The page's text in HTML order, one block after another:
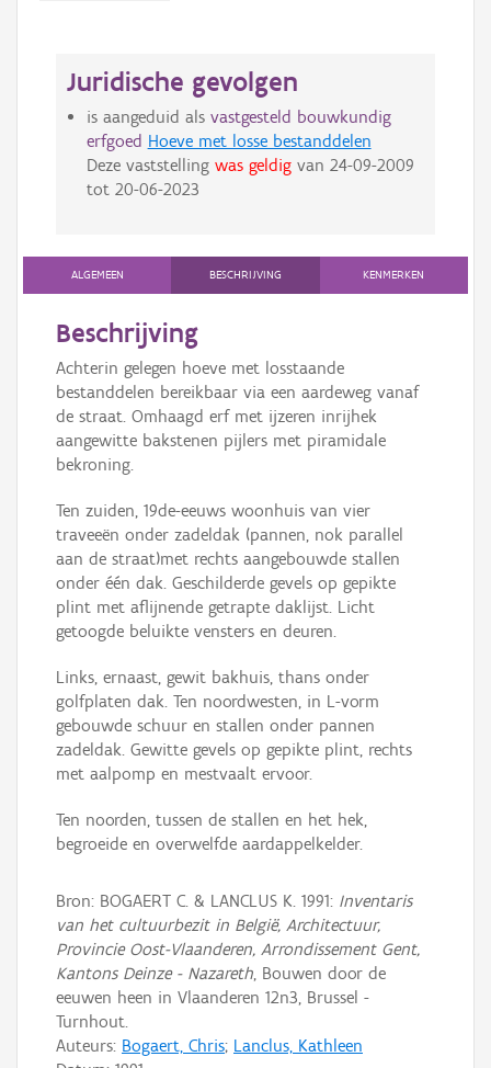
Juridische gevolgen
is aangeduid als vastgesteld bouwkundig
erfgoed Hoeve met losse bestanddelen
Deze vaststelling was geldigvan 24-09-2009
tot 20-06-2023
ALGEMEEN BESCHRIJVING KENMERKEN
Beschrijving
Achterin gelegen hoeve met losstaande
bestanddelen bereikbaar via een aardeweg vanaf
de straat. Omhaagd erf met ijzeren inrijhek
aangewitte bakstenen pijlers met piramidale
bekroning.
Ten zuiden, 19de-eeuws woonhuis van vier
traveeën onder zadeldak (pannen, nok parallel
aan de straat)met rechts aangebouwde stallen
onder één dak. Geschilderde gevels op gepikte
plint met aflijnende getrapte daklijst. Licht
getoogde beluikte vensters en deuren.
Links, ernaast, gewit bakhuis, thans onder
golfplaten dak. Ten noordwesten, in L-vorm
gebouwde schuur en stallen onder pannen
zadeldak. Gewitte gevels op gepikte plint, rechts
met aalpomp en mestvaalt ervoor.
Ten noorden, tussen de stallen en het hek,
begroeide en overwelfde aardappelkelder.
Bron: BOGAERT C. & LANCLUS K. 1991: Inventaris
van het cultuurbezit in België, Architectuur,
Provincie Oost-Vlaanderen, Arrondissement Gent,
Kantons Deinze - Nazareth, Bouwen door de
eeuwen heen in Vlaanderen 12n3, Brussel -
Turnhout.
Auteurs: Bogaert, Chris; Lanclus, Kathleen